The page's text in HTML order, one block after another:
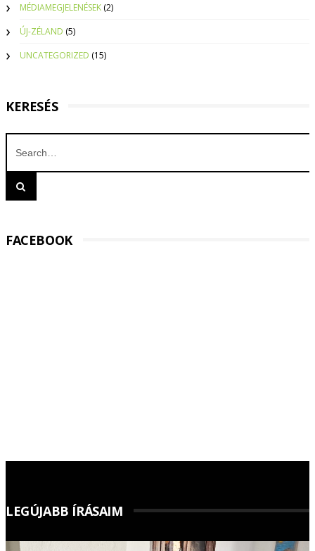
MÉDIAMEGJELENÉSEK (2)
ÚJ-ZÉLAND (5)
UNCATEGORIZED (15)
KERESÉS
FACEBOOK
LEGÚJABB ÍRÁSAIM